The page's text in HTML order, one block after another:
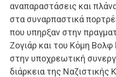
αναπαραστάσεις και
στα συναρπαστικά
που υπηρξαν στην
Ζογιάρ και του Κόμη
στην υποχρεωτική
διάρκεια της